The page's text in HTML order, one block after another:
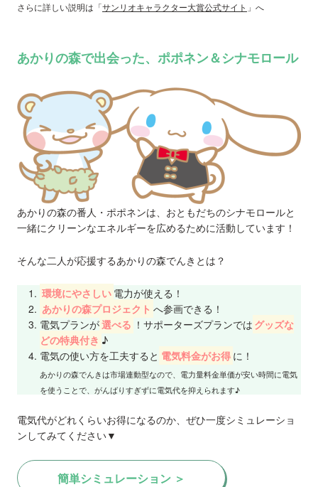
さらに詳しい説明は「サンリオキャラクター大賞公式サイト 」へ
あかりの森で出会った、ポポネン＆シナモロール
あかりの森の番人・ポポネンは、おともだちのシナモロールと
一緒にクリーンなエネルギーを広めるために活動しています！
そんな二人が応援するあかりの森でんきとは？
環境にやさしい 電力が使える！
あかりの森プロジェクト へ参画できる！
電気プランが選べる ！サポーターズプランでは グッズな
どの特典付き ♪
電気の使い方を工夫すると 電気料金がお得 に！
あかりの森でんきは市場連動型なので、電力量料金単価が安い時間に電気
を使うことで、がんばりすぎずに電気代を抑えられます♪
電気代がどれくらいお得になるのか、ぜひ一度シミュレーショ
ンしてみてください▼
簡単シミュレーション ＞